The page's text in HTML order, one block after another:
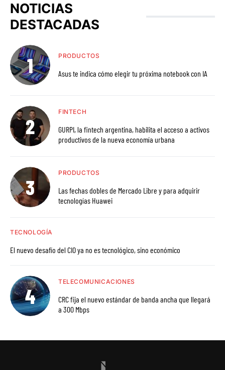
NOTICIAS
DESTACADAS
PRODUCTOS
Asus te indica cómo elegir tu próxima notebook con IA
FINTECH
GURPI, la fintech argentina, habilita el acceso a activos
productivos de la nueva economía urbana
PRODUCTOS
Las fechas dobles de Mercado Libre y para adquirir
tecnologías Huawei
TECNOLOGÍA
El nuevo desafío del CIO ya no es tecnológico, sino económico
TELECOMUNICACIONES
CRC fija el nuevo estándar de banda ancha que llegará
a 300 Mbps